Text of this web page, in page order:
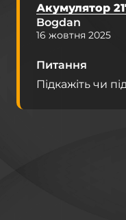
Акумулятор
Bogdan
16 жовтня 2025
Питання
Підкажіть чи